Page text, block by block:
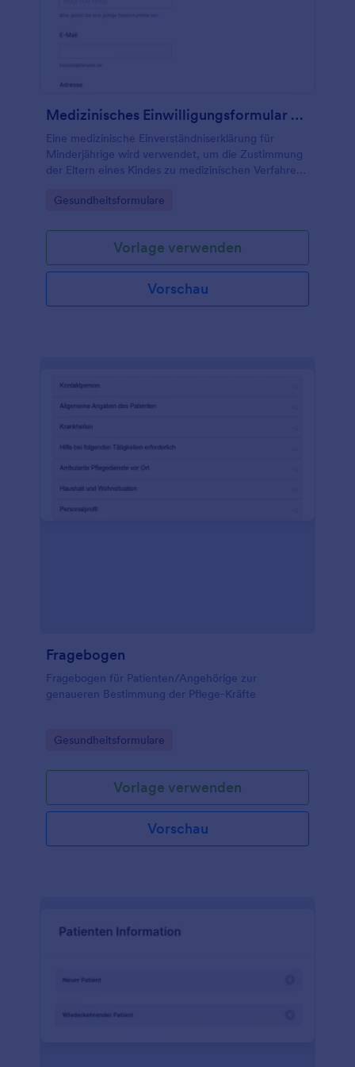
Medizinisches Einwilligungsformular Für Kinder
Eine medizinische Einverständniserklärung für
Minderjährige wird verwendet, um die Zustimmung
der Eltern eines Kindes zu medizinischen Verfahren,
Go to Category:
Gesundheitsformulare
Vorlage verwenden
Vorschau
Fragebogen
Fragebogen für Patienten/Angehörige zur
genaueren Bestimmung der Pflege-Kräfte
Go to Category:
Gesundheitsformulare
Vorlage verwenden
Vorschau